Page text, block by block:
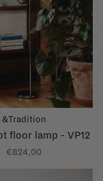
&Tradition
floor lamp - VP12
€824,00